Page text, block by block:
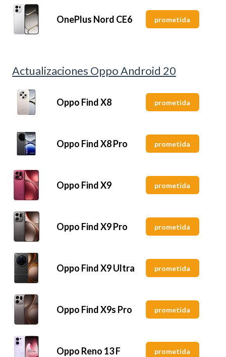
OnePlus Nord CE6 prometida
Actualizaciones Oppo Android 20
Oppo Find X8 prometida
Oppo Find X8 Pro prometida
Oppo Find X9 prometida
Oppo Find X9 Pro prometida
Oppo Find X9 Ultra prometida
Oppo Find X9s Pro prometida
Oppo Reno 13 F prometida